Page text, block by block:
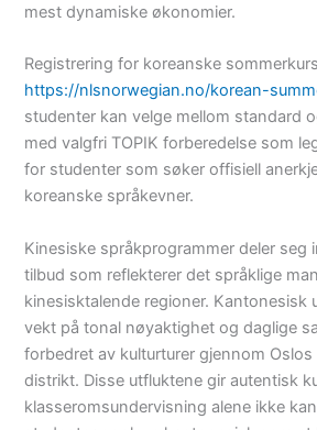
mest dynamiske økonomier.
Registrering for koreanske
https://nlsnorwegian.no/korean-
studenter kan velge mellom standard
med valgfri TOPIK forberedelse som
for studenter som søker offisiell
koreanske språkevner.
Kinesiske språkprogrammer deler seg
tilbud som reflekterer det språklige
kinesisktalende regioner. Kantonesisk
vekt på tonal nøyaktighet og daglige
forbedret av kulturturer gjennom
distrikt. Disse utfluktene gir autentisk
klasseromsundervisning alene ikke